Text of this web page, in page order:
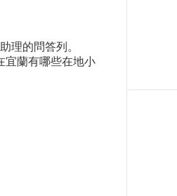
理的問答列。
宜蘭有哪些在地小